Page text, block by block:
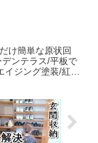
け簡単な原状回
ンテラス/平板で
イジング塗装/紅葉